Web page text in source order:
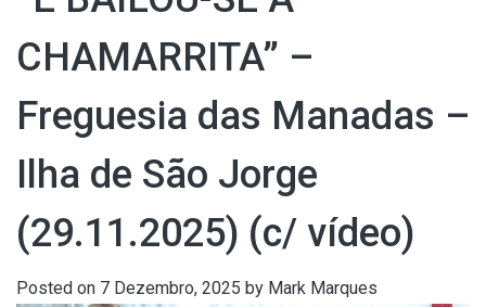
CHAMARRITA” –
Freguesia das Manadas –
Ilha de São Jorge
(29.11.2025) (c/ vídeo)
Posted on 7 Dezembro, 2025 by Mark Marques